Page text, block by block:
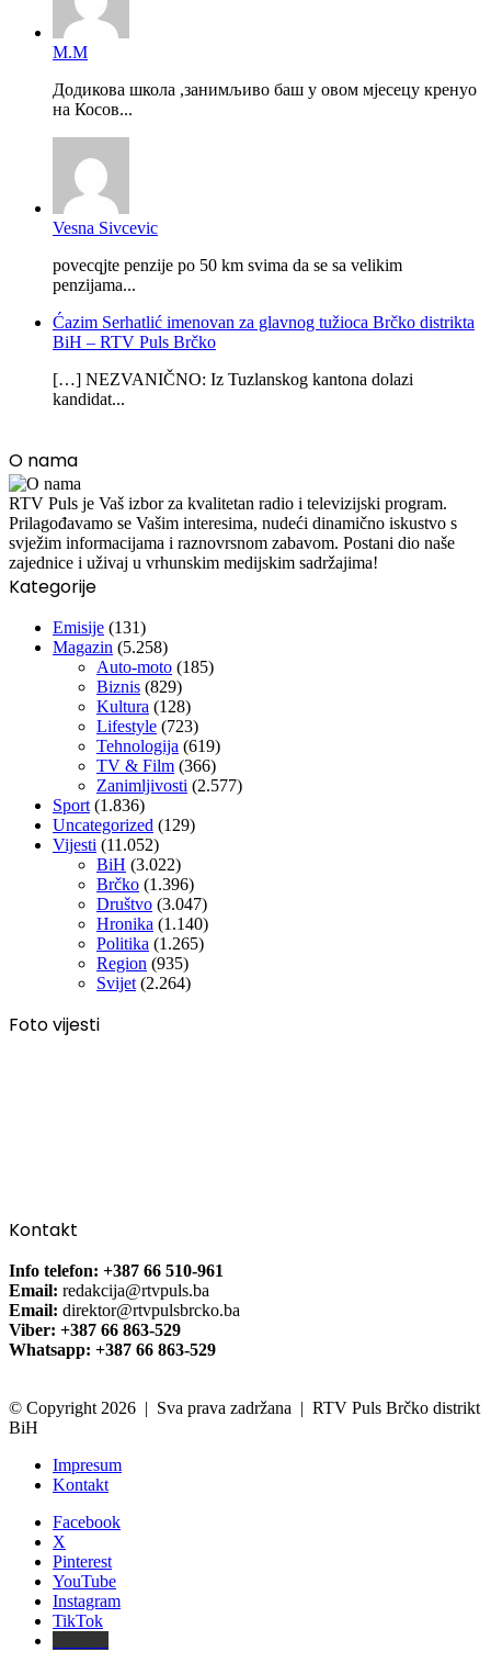
М.М
Додикова школа ,занимљиво баш у овом мјесецу кренуо
на Косов...
Vesna Sivcevic
povecqjte penzije po 50 km svima da se sa velikim
penzijama...
Ćazim Serhatlić imenovan za glavnog tužioca Brčko distrikta
BiH – RTV Puls Brčko
[…] NEZVANIČNO: Iz Tuzlanskog kantona dolazi
kandidat...
O nama
RTV Puls je Vaš izbor za kvalitetan radio i televizijski program.
Prilagođavamo se Vašim interesima, nudeći dinamično iskustvo s
svježim informacijama i raznovrsnom zabavom. Postani dio naše
zajednice i uživaj u vrhunskim medijskim sadržajima!
Kategorije
Emisije (131)
Magazin (5.258)
Auto-moto (185)
Biznis (829)
Kultura (128)
Lifestyle (723)
Tehnologija (619)
TV & Film (366)
Zanimljivosti (2.577)
Sport (1.836)
Uncategorized (129)
Vijesti (11.052)
BiH (3.022)
Brčko (1.396)
Društvo (3.047)
Hronika (1.140)
Politika (1.265)
Region (935)
Svijet (2.264)
Foto vijesti
Kontakt
Info telefon: +387 66 510-961
Email: redakcija@rtvpuls.ba
Email: direktor@rtvpulsbrcko.ba
Viber: +387 66 863-529
Whatsapp: +387 66 863-529
© Copyright 2026 | Sva prava zadržana | RTV Puls Brčko distrikt
BiH
Impresum
Kontakt
Facebook
X
Pinterest
YouTube
Instagram
TikTok